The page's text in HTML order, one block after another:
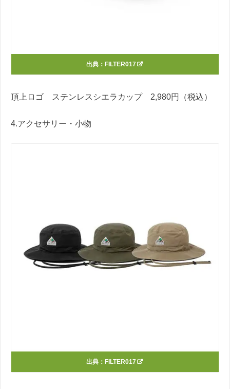
出典： FILTER017
頂上ロゴ ステンレスシエラカップ 2,980円（税込）
4.アクセサリー・小物
出典： FILTER017